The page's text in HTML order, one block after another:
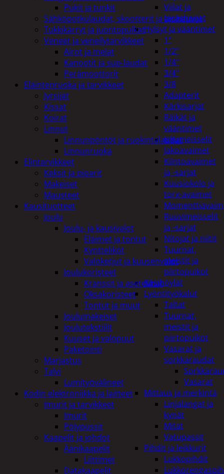
Viilat ja
teräsharjat
Hylsyt ja vääntimet
1"
1/2"
1/4"
3/4"
3/8
Adapterit
Kärkisarjat
Räikät ja
vääntimet
Iskumeisselit
Jakoavaimet
Kiintoavaimet
ja -sarjat
Kuusiokolo ja
torx-avaimet
Ruuvimeisselit
ja -sarjat
Nitojat ja niitit
Tuurnat,
meistit ja
piirtopuikot
Käsihöylät
Lyöntityökalut
Taltat
Tuurnat,
meistit ja
piirtopuikot
Vasarat ja
sorkkaraudat
Vasarat
Mittaus ja merkintä
Linjalangat ja
kynät
Mitat
Vatupassit
Pihdit ja leikkurit
Lukkopihdit
Pukit ja tunkit
Sähköpotkulaudat, skootterit ja ajoneuvot
Tukkikärryt ja juontopulkat
Veneet ja veneilytarvikkeet
Airot ja melat
Kanootit ja sup-laudat
Perämoottorit
Eläintenruoka ja tarvikkeet
Jyrsijät
Kissat
Koirat
Linnut
Linnunpöntöt ja ruokintalaudat
Linnunruoka
Elintarvikkeet
Keksit ja piparit
Makeiset
Mausteet
Kausituotteet
Joulu
Joulu- ja kausivalot
Eläimet ja tontut
Kyntteliköt
Valoketjut ja kuusenvalot
Joulukoristeet
Kranssit ja asetelmat
Oksakoristeet
Tontut ja muut
Joulumakeiset
Joulutekstiilit
Kuuset ja valopuut
Paketointi
Marjastus
Talvi
Lumityövälineet
Kodin elektroniikka ja laitteet
Imurit ja tarvikkeet
Imurit
Pölypussit
Kaapelit ja johdot
Äänikaapelit
Liittimet
Datakaapelit